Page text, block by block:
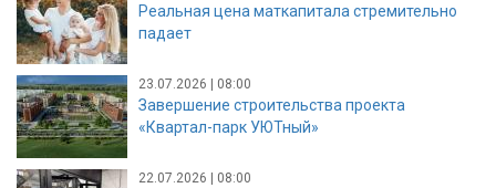
Реальная цена маткапитала стремительно
падает
23.07.2026 | 08:00
Завершение строительства проекта
«Квартал-парк УЮТный»
22.07.2026 | 08:00